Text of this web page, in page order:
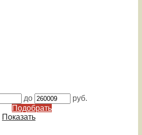
до
руб.
Подобрать
Показать